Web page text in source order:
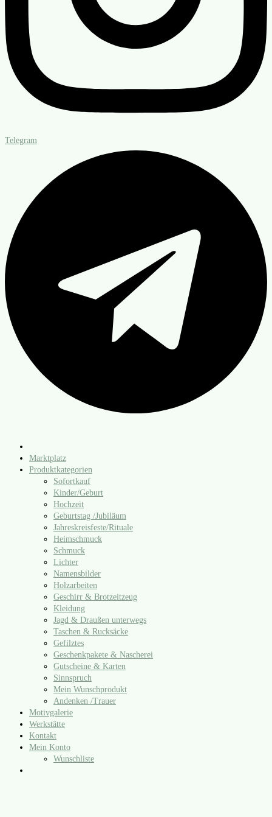
Telegram
Marktplatz
Produktkategorien
Sofortkauf
Kinder/​Geburt
Hochzeit
Geburtstag /​Jubiläum
Jahreskreisfeste/​Rituale
Heimschmuck
Schmuck
Lichter
Namensbilder
Holzarbeiten
Geschirr & Brotzeitzeug
Kleidung
Jagd & Draußen unterwegs
Taschen & Rucksäcke
Gefilztes
Geschenkpakete & Nascherei
Gutscheine & Karten
Sinnspruch
Mein Wunschprodukt
Andenken /​Trauer
Motivgalerie
Werkstätte
Kontakt
Mein Konto
Wunschliste